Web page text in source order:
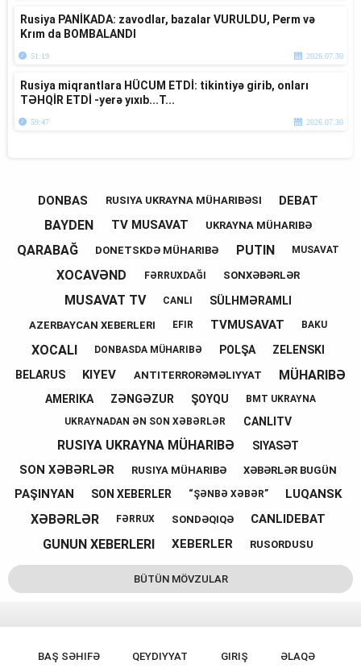
Rusiya PANİKADA: zavodlar, bazalar VURULDU, Perm və
Krım da BOMBALANDI
51:19 2026.07.30
Rusiya miqrantlara HÜCUM ETDİ: tikintiyə girib, onları
TƏHQİR ETDİ -yerə yıxıb...T...
59:47 2026.07.30
DONBAS RUSIYA UKRAYNA MÜHARIBƏSI DEBAT
BAYDEN TV MUSAVAT UKRAYNA MÜHARIBƏ
QARABAĞ DONETSKDƏ MÜHARIBƏ PUTIN MUSAVAT
XOCAVƏND FƏRRUXDAĞI SONXƏBƏRLƏR
MUSAVAT TV CANLI SÜLHMƏRAMLI
AZERBAYCAN XEBERLERI EFIR TVMUSAVAT BAKU
XOCALI DONBASDA MÜHARIBƏ POLŞA
ZELENSKI
BELARUS
KIYEV ANTITERRORƏMƏLIYYAT MÜHARIBƏ
AMERIKA ZƏNGƏZUR ŞOYQU BMT UKRAYNA
UKRAYNADAN ƏN SON XƏBƏRLƏR CANLITV
RUSIYA UKRAYNA MÜHARIBƏ SIYASƏT
SON XƏBƏRLƏR RUSIYA MÜHARIBƏ XƏBƏRLƏR BUGÜN
PAŞINYAN SON XEBERLER “ŞƏNBƏ XƏBƏR” LUQANSK
XƏBƏRLƏR FƏRRUX SONDƏQIQƏ CANLIDEBAT
GUNUN XEBERLERI XEBERLER RUSORDUSU
BÜTÜN MÖVZULAR
BAŞ SƏHIFƏ QEYDIYYAT GIRIŞ ƏLAQƏ